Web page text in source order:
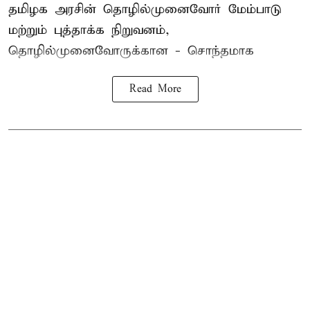
தமிழக அரசின் தொழில்முனைவோர் மேம்பாடு
மற்றும் புத்தாக்க நிறுவனம்,
தொழில்முனைவோருக்கான - சொந்தமாக
Read More